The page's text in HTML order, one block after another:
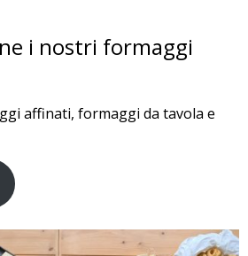
i nostri formaggi
affinati, formaggi da tavola e